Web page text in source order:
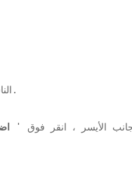
النافذة مثبتة على جهاز الكمبيوتر الخاص بك.
الأيسر ، انقر فوق '